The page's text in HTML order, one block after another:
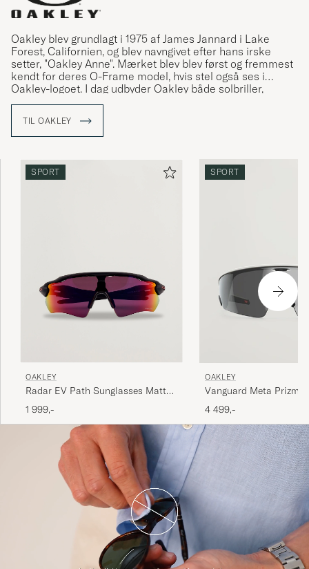
Oakley blev grundlagt i 1975 af James Jannard i Lake
Forest, Californien, og blev navngivet efter hans irske
setter, "Oakley Anne". Mærket blev blev først og fremmest
kendt for deres O-Frame model, hvis stel også ses i
Oakley-logoet. I dag udbyder Oakley både solbriller,
goggles, tøj, sko og diverse andet tilbehør.
TIL OAKLEY
SPORT
OAKLEY
Radar EV Path Sunglasses Matte
Black
1 999,-
SPORT
OAKLEY
Vanguard Meta Prizm
Black
4 499,-